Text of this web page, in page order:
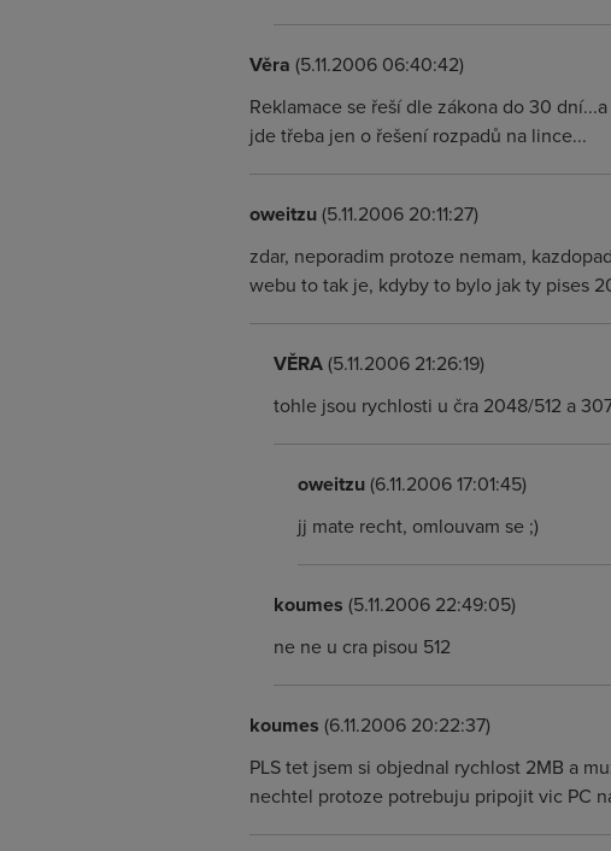
Věra (5.11.2006 06:40:42)
Reklamace se řeší dle zákona do 30
jde třeba jen o řešení rozpadů na lince...
oweitzu(5.11.2006 20:11:27)
zdar, neporadim protoze nemam,
webu to tak je, kdyby to bylo jak ty pises
VĚRA(5.11.2006 21:26:19)
tohle jsou rychlosti u čra 2048/512 a
oweitzu(6.11.2006 17:01:45)
jj mate recht, omlouvam se ;)
koumes (5.11.2006 22:49:05)
ne ne u cra pisou 512
koumes (6.11.2006 20:22:37)
PLS tet jsem si objednal rychlost 2MB a
nechtel protoze potrebuju pripojit vic PC